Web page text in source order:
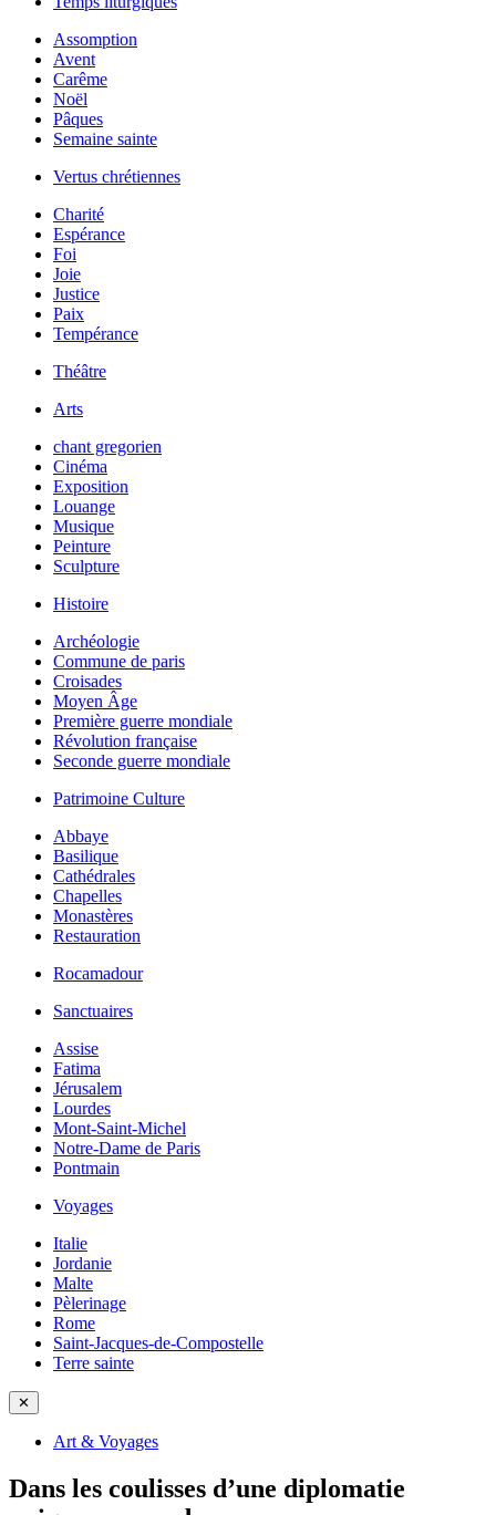
Assomption
Avent
Carême
Noël
Pâques
Semaine sainte
Vertus chrétiennes
Charité
Espérance
Foi
Joie
Justice
Paix
Tempérance
Théâtre
Arts
chant gregorien
Cinéma
Exposition
Louange
Musique
Peinture
Sculpture
Histoire
Archéologie
Commune de paris
Croisades
Moyen Âge
Première guerre mondiale
Révolution française
Seconde guerre mondiale
Patrimoine Culture
Abbaye
Basilique
Cathédrales
Chapelles
Monastères
Restauration
Rocamadour
Sanctuaires
Assise
Fatima
Jérusalem
Lourdes
Mont-Saint-Michel
Notre-Dame de Paris
Pontmain
Voyages
Italie
Jordanie
Malte
Pèlerinage
Rome
Saint-Jacques-de-Compostelle
Terre sainte
✕
Art & Voyages
Dans les coulisses d’une diplomatie